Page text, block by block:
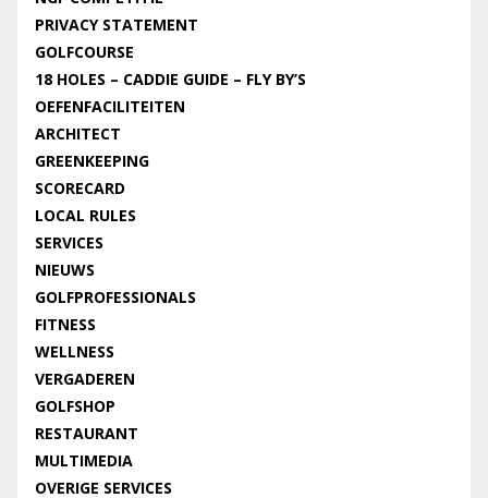
PRIVACY STATEMENT
GOLFCOURSE
18 HOLES – CADDIE GUIDE – FLY BY’S
OEFENFACILITEITEN
ARCHITECT
GREENKEEPING
SCORECARD
LOCAL RULES
SERVICES
NIEUWS
GOLFPROFESSIONALS
FITNESS
WELLNESS
VERGADEREN
GOLFSHOP
RESTAURANT
MULTIMEDIA
OVERIGE SERVICES